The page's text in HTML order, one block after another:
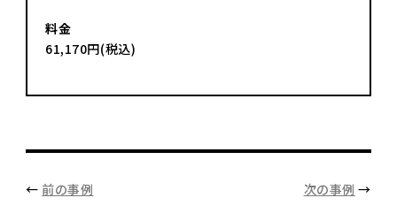
料金
61,170円(税込)
← 前の事例 次の事例 →